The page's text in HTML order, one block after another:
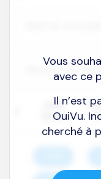
Vous
avec ce
Il n’est
OuiVu.
cherché à